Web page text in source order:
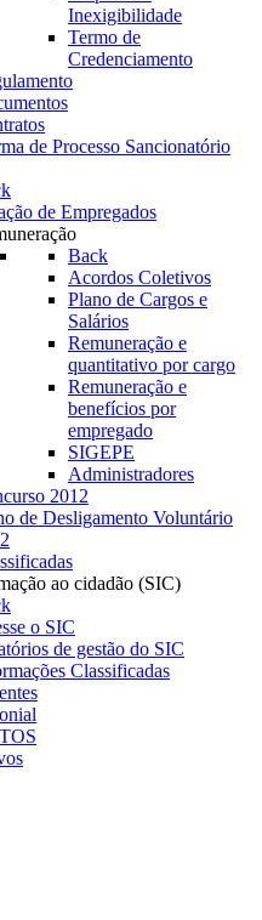
Inexigibilidade
Termo de
Credenciamento
de Processo Sancionatório
de Empregados
Back
Acordos Coletivos
Plano de Cargos e
Salários
Remuneração e
quantitativo por cargo
Remuneração e
benefícios por
empregado
SIGEPE
Administradores
2012
de Desligamento Voluntário
ao cidadão (SIC)
o SIC
de gestão do SIC
Classificadas